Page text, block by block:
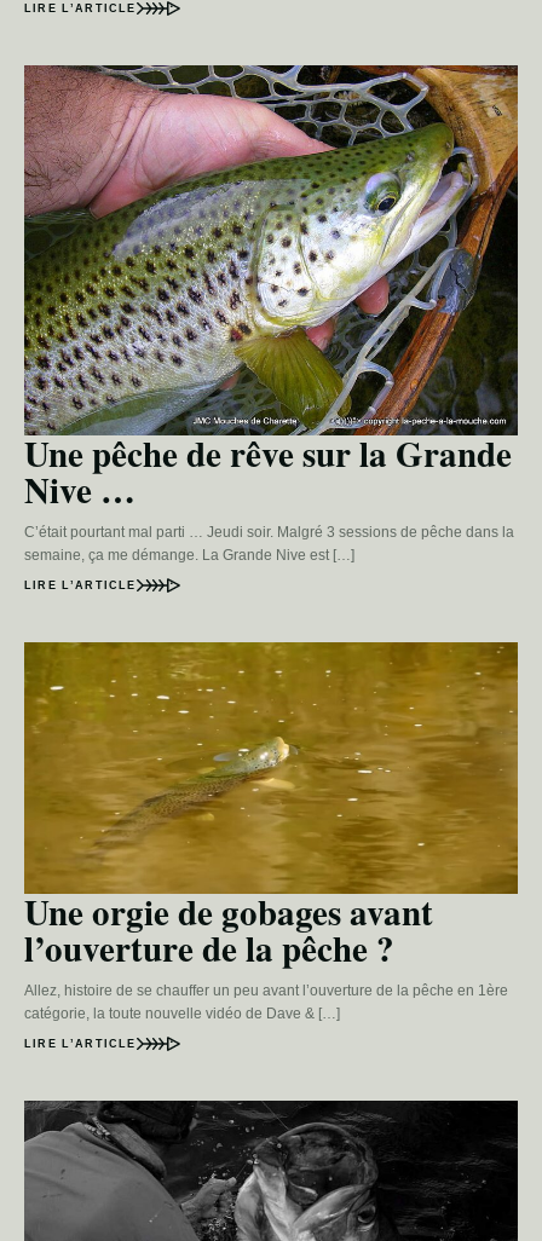
LIRE L’ARTICLE
Une pêche de rêve sur la Grande
Nive …
C’était pourtant mal parti … Jeudi soir. Malgré 3 sessions de pêche dans la
semaine, ça me démange. La Grande Nive est […]
LIRE L’ARTICLE
Une orgie de gobages avant
l’ouverture de la pêche ?
Allez, histoire de se chauffer un peu avant l’ouverture de la pêche en 1ère
catégorie, la toute nouvelle vidéo de Dave & […]
LIRE L’ARTICLE